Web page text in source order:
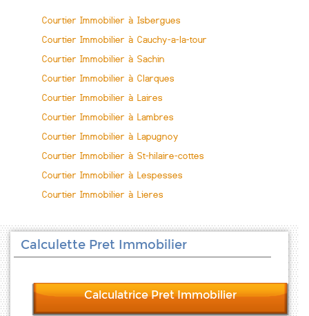
Courtier Immobilier à Isbergues
Courtier Immobilier à Cauchy-a-la-tour
Courtier Immobilier à Sachin
Courtier Immobilier à Clarques
Courtier Immobilier à Laires
Courtier Immobilier à Lambres
Courtier Immobilier à Lapugnoy
Courtier Immobilier à St-hilaire-cottes
Courtier Immobilier à Lespesses
Courtier Immobilier à Lieres
Calculette Pret Immobilier
Calculatrice Pret Immobilier